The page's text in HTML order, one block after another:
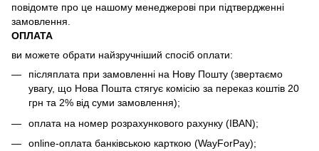
повідомте про це нашому менеджерові при підтвердженні
замовлення.
ОПЛАТА
ви можете обрати найзручніший спосіб оплати:
післяплата при замовленні на Нову Пошту (звертаємо
увагу, що Нова Пошта стягує комісію за переказ коштів 20
грн та 2% від суми замовлення);
оплата на номер розрахункового рахунку (IBAN);
online-оплата банківською карткою (WayForPay);